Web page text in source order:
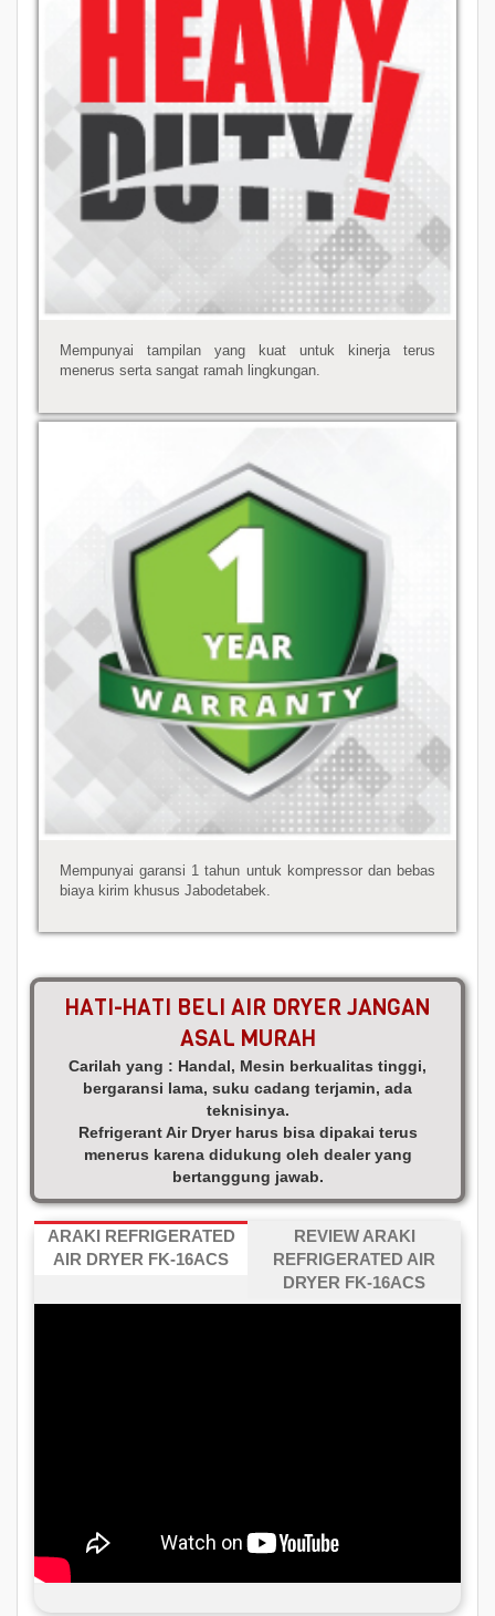
Mempunyai tampilan yang kuat untuk kinerja terus
menerus serta sangat ramah lingkungan.
Mempunyai garansi 1 tahun untuk kompressor dan bebas
biaya kirim khusus Jabodetabek.
HATI-HATI BELI AIR DRYER JANGAN
ASAL MURAH
Carilah yang : Handal, Mesin berkualitas tinggi,
bergaransi lama, suku cadang terjamin, ada
teknisinya.
Refrigerant Air Dryer harus bisa dipakai terus
menerus karena didukung oleh dealer yang
bertanggung jawab.
ARAKI REFRIGERATED
AIR DRYER FK-16ACS
REVIEW ARAKI
REFRIGERATED AIR
DRYER FK-16ACS